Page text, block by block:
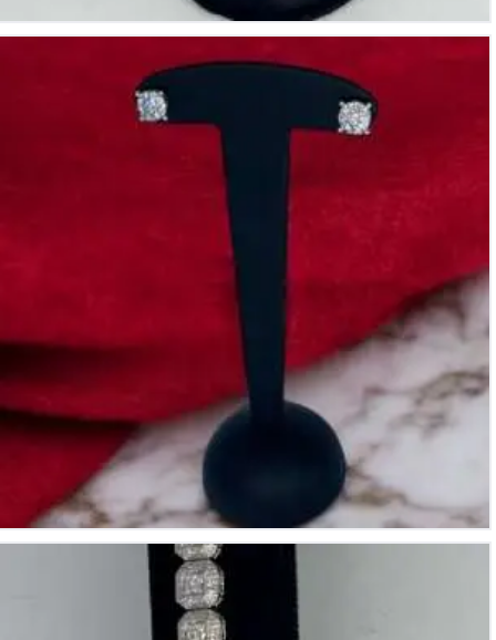
Pendientes de oro blanco de 18k con diamantes en total
0.78Cts con certificado IGI, Color: G-H, Pureza: VS1-SI.
Pulsera de oro blanco de 18k con 22 diamantes de un total
de 2.78Cts, color: G/H, pureza: VS/SI, peso: 24,71Gr.